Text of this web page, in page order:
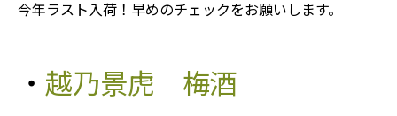
今年ラスト入荷！早めのチェックをお願いします。
・ 越乃景虎 梅酒